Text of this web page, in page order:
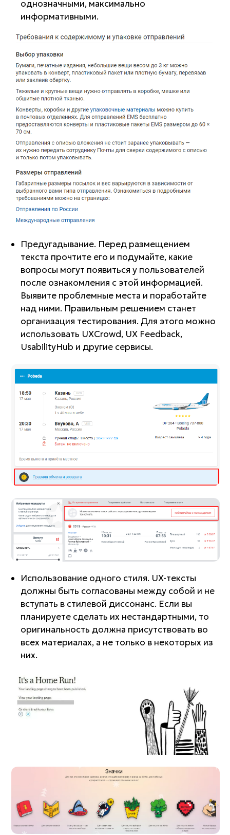
однозначными, максимально
информативными.
Предугадывание. Перед размещением
текста прочтите его и подумайте, какие
вопросы могут появиться у пользователей
после ознакомления с этой информацией.
Выявите проблемные места и поработайте
над ними. Правильным решением станет
организация тестирования. Для этого можно
использовать UXCrowd, UX Feedback,
UsabilityHub и другие сервисы.
Использование одного стиля. UX-тексты
должны быть согласованы между собой и не
вступать в стилевой диссонанс. Если вы
планируете сделать их нестандартными, то
оригинальность должна присутствовать во
всех материалах, а не только в некоторых из
них.